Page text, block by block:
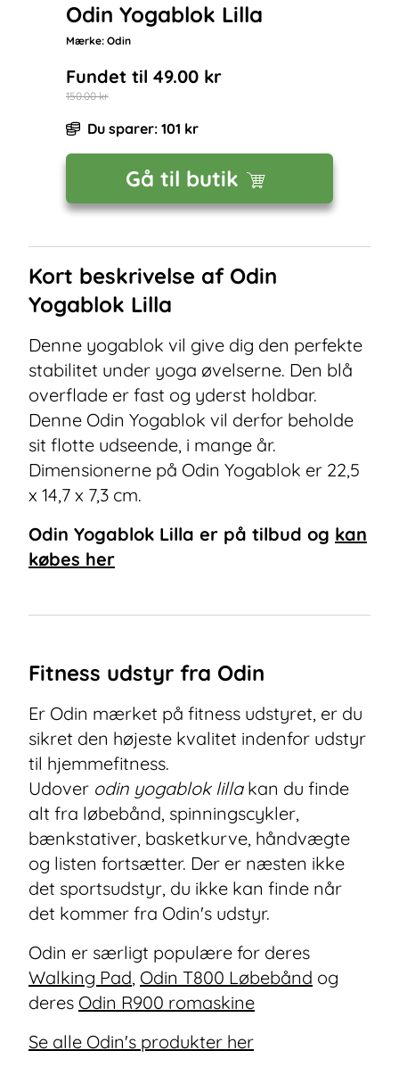
Odin Yogablok Lilla
Mærke: Odin
Fundet til 49.00 kr
150.00kr
Du sparer: 101 kr
Gå til butik
Kort beskrivelse af Odin
Yogablok Lilla
Denne yogablok vil give dig den perfekte
stabilitet under yoga øvelserne. Den blå
overflade er fast og yderst holdbar.
Denne Odin Yogablok vil derfor beholde
sit flotte udseende, i mange år.
Dimensionerne på Odin Yogablok er 22,5
x 14,7 x 7,3 cm.
Odin Yogablok Lilla er på tilbud og kan
købes her
Fitness udstyr fra Odin
Er Odin mærket på fitness udstyret, er du
sikret den højeste kvalitet indenfor udstyr
til hjemmefitness.
Udover odin yogablok lillakan du finde
alt fra løbebånd, spinningscykler,
bænkstativer, basketkurve, håndvægte
og listen fortsætter. Der er næsten ikke
det sportsudstyr, du ikke kan finde når
det kommer fra Odin's udstyr.
Odin er særligt populære for deres
Walking Pad, Odin T800 Løbebånd og
deres Odin R900 romaskine
Se alle Odin's produkter her